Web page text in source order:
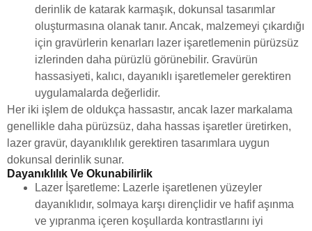
derinlik de katarak karmaşık, dokunsal tasarımlar
oluşturmasına olanak tanır. Ancak, malzemeyi çıkardığı
için gravürlerin kenarları lazer işaretlemenin pürüzsüz
izlerinden daha pürüzlü görünebilir. Gravürün
hassasiyeti, kalıcı, dayanıklı işaretlemeler gerektiren
uygulamalarda değerlidir.
Her iki işlem de oldukça hassastır, ancak lazer markalama
genellikle daha pürüzsüz, daha hassas işaretler üretirken,
lazer gravür, dayanıklılık gerektiren tasarımlara uygun
dokunsal derinlik sunar.
Dayanıklılık Ve Okunabilirlik
Lazer İşaretleme: Lazerle işaretlenen yüzeyler
dayanıklıdır, solmaya karşı dirençlidir ve hafif aşınma
ve yıpranma içeren koşullarda kontrastlarını iyi